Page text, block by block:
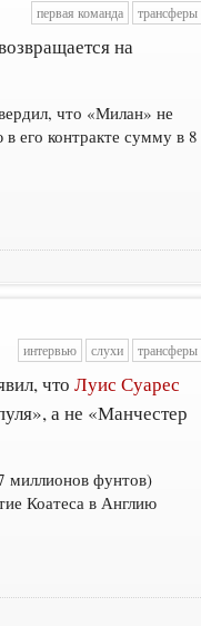
первая команда трансферы
на
что «Милан» не
его контракте сумму в 8
интервью слухи трансферы
чтоЛуис Суарес
а не «Манчестер
миллионов фунтов)
Коатеса в Англию